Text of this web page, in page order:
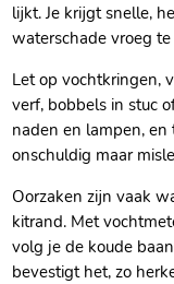
lijkt.​ Je krijgt snelle,
waterschade vroeg
Let op vochtkringen,
verf, bobbels in stuc
naden en lampen,
onschuldig maar
Oorzaken zijn vaak
kitrand.​ Met
volg je de koude
bevestigt het, zo